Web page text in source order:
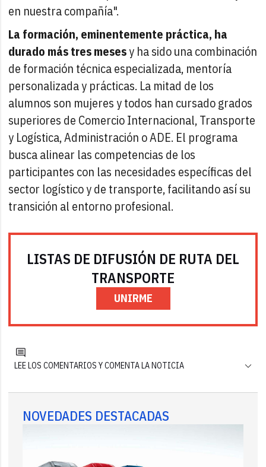
en nuestra compañía".
La formación, eminentemente práctica, ha
durado más tres mesesy ha sido una combinación
de formación técnica especializada, mentoría
personalizada y prácticas. La mitad de los
alumnos son mujeres y todos han cursado grados
superiores de Comercio Internacional, Transporte
y Logística, Administración o ADE. El programa
busca alinear las competencias de los
participantes con las necesidades específicas del
sector logístico y de transporte, facilitando así su
transición al entorno profesional.
LISTAS DE DIFUSIÓN DE RUTA DEL
TRANSPORTE
UNIRME
LEE LOS COMENTARIOS Y COMENTA LA NOTICIA
NOVEDADES DESTACADAS